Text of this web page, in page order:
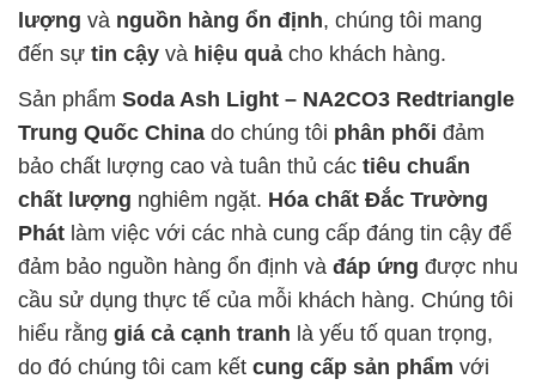
lượng và nguồn hàng ổn định, chúng tôi mang
đến sự tin cậy và hiệu quả cho khách hàng.
Sản phẩm Soda Ash Light – NA2CO3 Redtriangle
Trung Quốc China do chúng tôi phân phối đảm
bảo chất lượng cao và tuân thủ các tiêu chuẩn
chất lượng nghiêm ngặt. Hóa chất Đắc Trường
Phát làm việc với các nhà cung cấp đáng tin cậy để
đảm bảo nguồn hàng ổn định và đáp ứng được nhu
cầu sử dụng thực tế của mỗi khách hàng. Chúng tôi
hiểu rằng giá cả cạnh tranh là yếu tố quan trọng,
do đó chúng tôi cam kết cung cấp sản phẩm với